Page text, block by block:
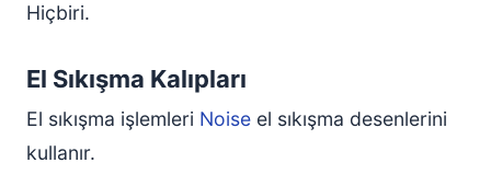
Hiçbiri.
El Sıkışma Kalıpları
El sıkışma işlemleri Noise el sıkışma desenlerini
kullanır.